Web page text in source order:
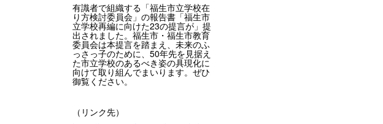
有識者で組織する「福生市立学校在
り方検討委員会」の報告書「福生市
立学校再編に向けた23の提言が」提
出されました。福生市・福生市教育
委員会は本提言を踏まえ、未来のふ
っさっ子のために、50年先を見据え
た市立学校のあるべき姿の具現化に
向けて取り組んでまいります。ぜひ
御覧ください。
（リンク先）